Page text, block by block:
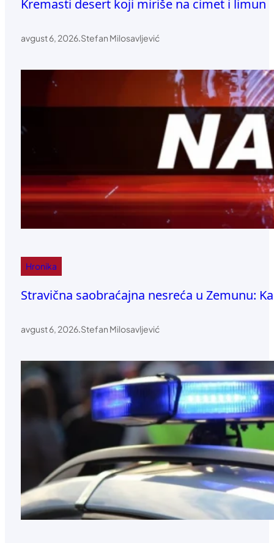
Kremasti desert koji miriše na cimet i limun
avgust 6, 2026.Stefan Milosavljević
Hronika
Stravična saobraćajna nesreća u Zemunu:
avgust 6, 2026.Stefan Milosavljević